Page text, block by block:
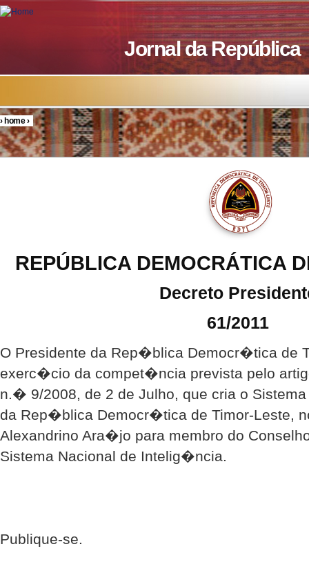
Skip to main content
Jornal da República
You are here
›home›
REPÚBLICA DEMOCRÁTICA
Decreto
61/2011
O Presidente da Rep�blica Democr�tica de
exerc�cio da compet�ncia prevista pelo
n.� 9/2008, de 2 de Julho, que cria o
da Rep�blica Democr�tica de Timor-Leste,
Alexandrino Ara�jo para membro do
Sistema Nacional de Intelig�ncia.
Publique-se.